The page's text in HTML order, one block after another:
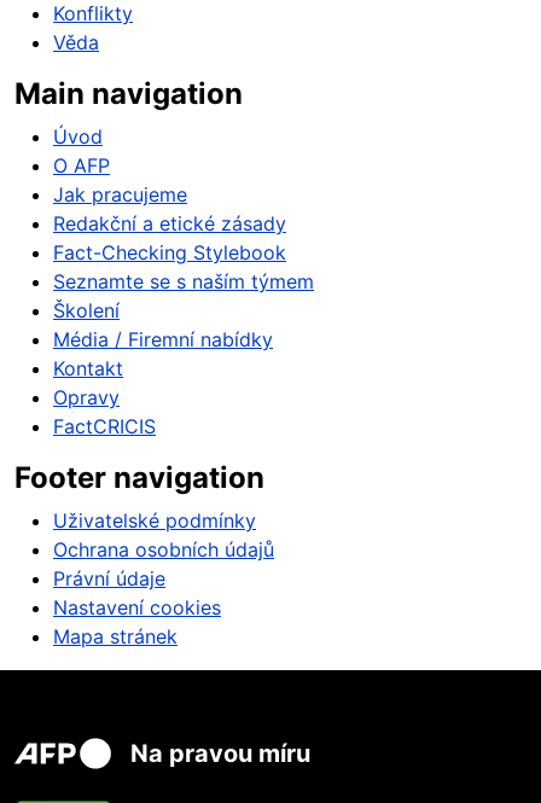
Konflikty
Věda
Main navigation
Úvod
O AFP
Jak pracujeme
Redakční a etické zásady
Fact-Checking Stylebook
Seznamte se s naším týmem
Školení
Média / Firemní nabídky
Kontakt
Opravy
FactCRICIS
Footer navigation
Uživatelské podmínky
Ochrana osobních údajů
Právní údaje
Nastavení cookies
Mapa stránek
Na pravou míru